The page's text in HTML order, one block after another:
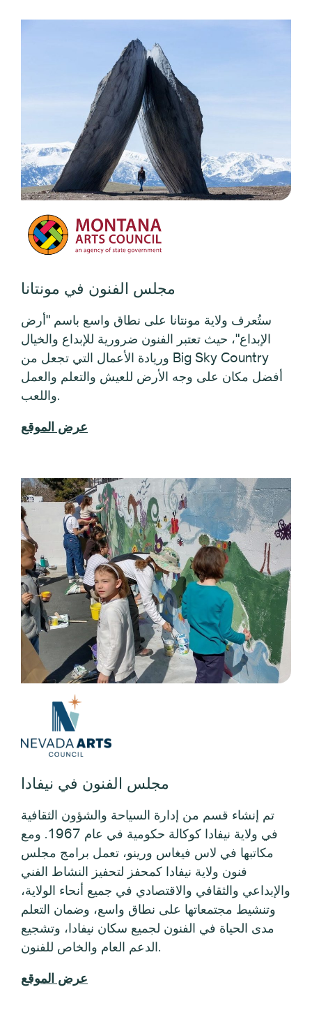
مجلس الفنون في مونتانا
ستُعرف ولاية مونتانا على نطاق واسع باسم "أرض
الإبداع"، حيث تعتبر الفنون ضرورية للإبداع والخيال
وريادة الأعمال التي تجعل من Big Sky Country
أفضل مكان على وجه الأرض للعيش والتعلم والعمل
واللعب.
مجلس الفنون في نيفادا
تم إنشاء قسم من إدارة السياحة والشؤون الثقافية
في ولاية نيفادا كوكالة حكومية في عام 1967. ومع
مكاتبها في لاس فيغاس ورينو، تعمل برامج مجلس
فنون ولاية نيفادا كمحفز لتحفيز النشاط الفني
والإبداعي والثقافي والاقتصادي في جميع أنحاء الولاية،
وتنشيط مجتمعاتها على نطاق واسع، وضمان التعلم
مدى الحياة في الفنون لجميع سكان نيفادا، وتشجيع
عرض الموقع